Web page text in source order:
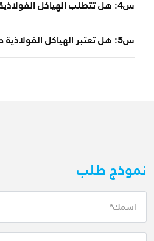
س4: هل تتطلب الهياكل الفولاذية صيانة عالية؟
س5: هل تعتبر الهياكل الفولاذية صديقة للبيئة؟
نموذج طلب